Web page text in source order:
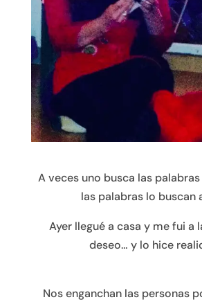
A veces uno busca las
las palabras lo buscan
Ayer llegué a casa y me fui a
deseo… y lo hice
Nos enganchan las personas